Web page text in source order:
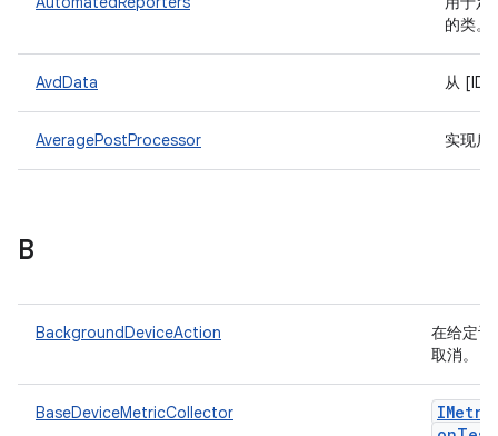
的类。
AvdData 从
AveragePostProcessor 实现后
B
BackgroundDeviceAction
在给定设
取消。
BaseDeviceMetricCollector